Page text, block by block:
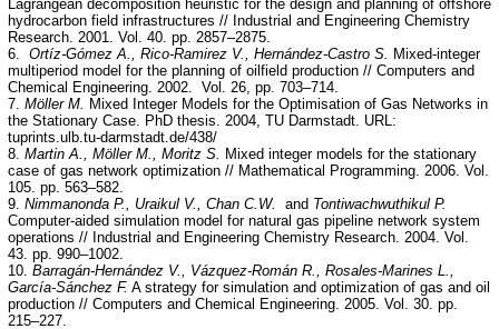
Lagrangean decomposition heuristic for the design and planning of offshore
hydrocarbon field infrastructures // Industrial and Engineering Chemistry
Research. 2001. Vol. 40. pp. 2857–2875.
6. Ortíz-Gómez A., Rico-Ramirez V., Hernández-Castro S.
Mixed-integer
multiperiod model for the planning of oilfield production // Computers and
Chemical Engineering. 2002. Vol. 26, pp. 703–714.
7. Möller M.
Mixed Integer Models for the Optimisation of Gas Networks in
the Stationary Case. PhD thesis. 2004, TU Darmstadt. URL:
tuprints.ulb.tu-darmstadt.de/438/
8. Martin A., Möller M., Moritz S.
Mixed integer models for the stationary
case of gas network optimization // Mathematical Programming. 2006. Vol.
105. pp. 563–582.
9. Nimmanonda P., Uraikul V., Chan C.W. and Tontiwachwuthikul P.
Computer-aided simulation model for natural gas pipeline network system
operations // Industrial and Engineering Chemistry Research. 2004. Vol.
43. pp. 990–1002.
10. Barragán-Hernández V., Vázquez-Román R., Rosales-Marines L.,
García-Sánchez F. A strategy for simulation and optimization of gas and oil
production // Computers and Chemical Engineering. 2005. Vol. 30. pp.
215–227.